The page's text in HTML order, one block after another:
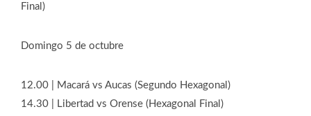
Final)
Domingo 5 de octubre
12.00 | Macará vs Aucas (Segundo Hexagonal)
14.30 | Libertad vs Orense (Hexagonal Final)